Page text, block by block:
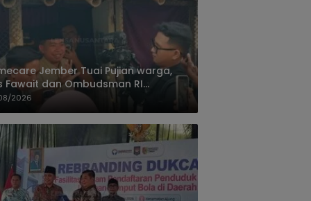
Jember Tuai Pujian warga,
Fawait dan Ombudsman RI
Layanan Kesehatan Rumah
2026